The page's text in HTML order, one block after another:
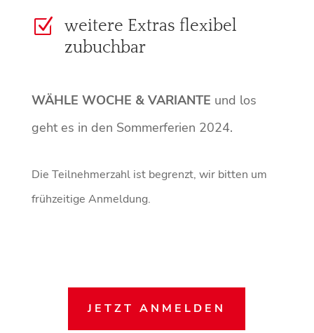
Z
weitere Extras flexibel
zubuchbar
WÄHLE WOCHE & VARIANTE und los
geht es in den Sommerferien 2024.
Die Teilnehmerzahl ist begrenzt, wir bitten um
frühzeitige Anmeldung.
JETZT ANMELDEN